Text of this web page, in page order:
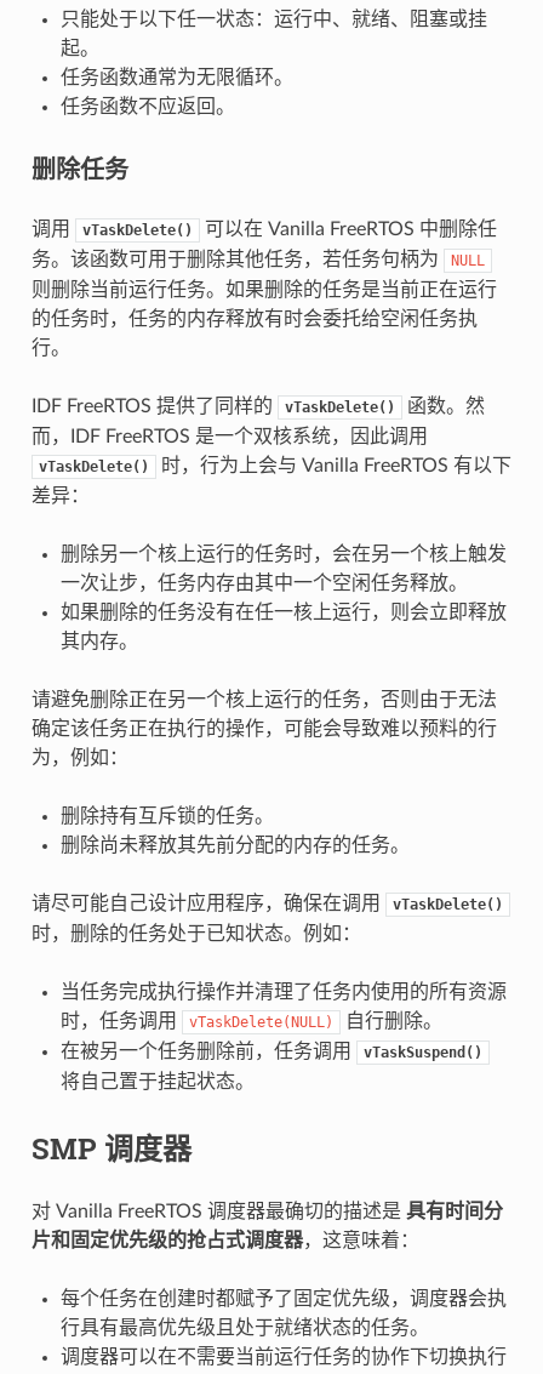
只能处于以下任一状态：运行中、就绪、阻塞或挂
起。
任务函数通常为无限循环。
任务函数不应返回。
删除任务
调用 vTaskDelete()
可以在 Vanilla FreeRTOS 中删除任
务。该函数可用于删除其他任务，若任务句柄为
NULL
则删除当前运行任务。如果删除的任务是当前正在运行
的任务时，任务的内存释放有时会委托给空闲任务执
行。
IDF FreeRTOS 提供了同样的 vTaskDelete()
函数。然
而，IDF FreeRTOS 是一个双核系统，因此调用
vTaskDelete()
时，行为上会与 Vanilla FreeRTOS 有以下
差异：
删除另一个核上运行的任务时，会在另一个核上触发
一次让步，任务内存由其中一个空闲任务释放。
如果删除的任务没有在任一核上运行，则会立即释放
其内存。
请避免删除正在另一个核上运行的任务，否则由于无法
确定该任务正在执行的操作，可能会导致难以预料的行
为，例如：
删除持有互斥锁的任务。
删除尚未释放其先前分配的内存的任务。
请尽可能自己设计应用程序，确保在调用 vTaskDelete()
时，删除的任务处于已知状态。例如：
当任务完成执行操作并清理了任务内使用的所有资源
时，任务调用
vTaskDelete(NULL)
自行删除。
在被另一个任务删除前，任务调用
vTaskSuspend()
将自己置于挂起状态。
SMP 调度器
对 Vanilla FreeRTOS 调度器最确切的描述是 具有时间分
片和固定优先级的抢占式调度器，这意味着：
每个任务在创建时都赋予了固定优先级，调度器会执
行具有最高优先级且处于就绪状态的任务。
调度器可以在不需要当前运行任务的协作下切换执行